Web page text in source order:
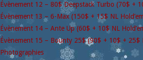
Évènement 12 – 80$ Deepstack Turbo (70$ +
Évènement 13 – 6-Max (150$ + 15$ NL
Évènement 14 – Ante Up (60$ + 10$ NL
Évènement 15 – Bounty 25$ (90$ + 10$ + 25$
Photographies